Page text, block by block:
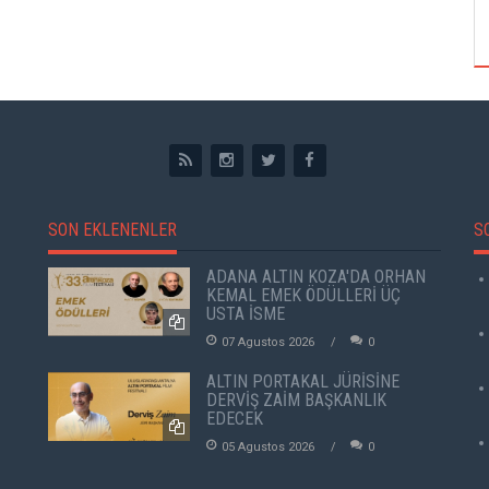
SON EKLENENLER
ADANA ALTIN KOZA'DA ORHAN
KEMAL EMEK ÖDÜLLERİ ÜÇ
USTA İSME
07 Agustos 2026 0
ALTIN PORTAKAL JÜRİSİNE
DERVİŞ ZAİM BAŞKANLIK
EDECEK
05 Agustos 2026 0